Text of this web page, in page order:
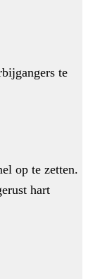
te
op te zetten.
hart